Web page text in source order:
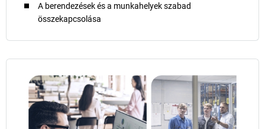
A berendezések és a munkahelyek szabad
összekapcsolása